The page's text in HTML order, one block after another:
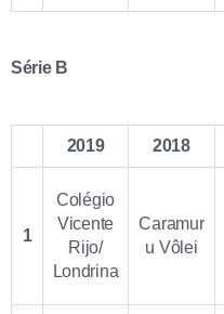
Série B
2019 2018
1
Colégio
Vicente
Rijo/
Londrina
Caramur
u Vôlei